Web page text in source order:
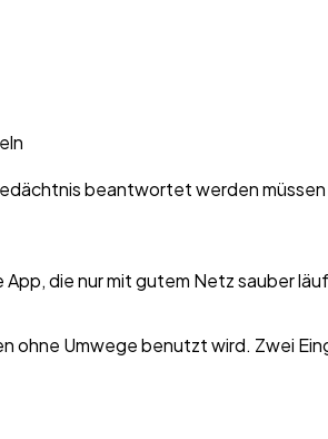
beantwortet werden müssen
die nur mit gutem Netz sauber
ohne Umwege benutzt wird. Zwei